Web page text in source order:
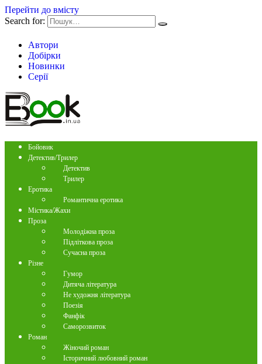
Перейти до вмісту
Search for:
Автори
Добірки
Новинки
Серії
Бойовик
Детектив/Трилер
Детектив
Трилер
Еротика
Романтична еротика
Містика/Жахи
Проза
Молодіжна проза
Підліткова проза
Сучасна проза
Різне
Гумор
Дитяча література
Не художня література
Поезія
Фанфік
Саморозвиток
Роман
Жіночий роман
Історичний любовний роман